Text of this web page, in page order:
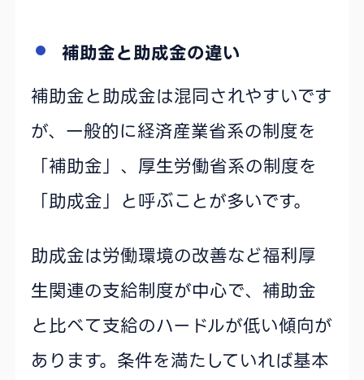
補助金と助成金の違い
補助金と助成金は混同されやすいです
が、一般的に経済産業省系の制度を
「補助金」、厚生労働省系の制度を
「助成金」と呼ぶことが多いです。
助成金は労働環境の改善など福利厚
生関連の支給制度が中心で、補助金
と比べて支給のハードルが低い傾向が
あります。条件を満たしていれば基本